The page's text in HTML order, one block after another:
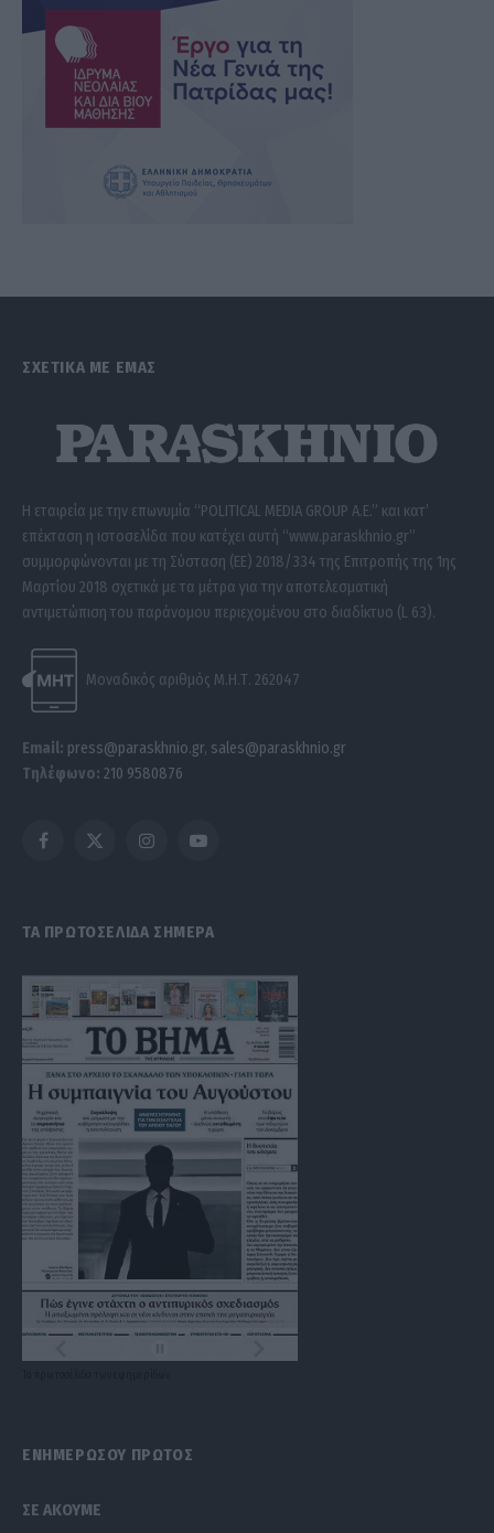
ΣΧΕΤΙΚΑ ΜΕ ΕΜΑΣ
Η εταιρεία με την επωνυμία “POLITICAL MEDIA GROUP A.E.” και κατ’
επέκταση η ιστοσελίδα που κατέχει αυτή “www.paraskhnio.gr”
συμμορφώνονται με τη Σύσταση (ΕΕ) 2018/334 της Επιτροπής της 1ης
Μαρτίου 2018 σχετικά με τα μέτρα για την αποτελεσματική
αντιμετώπιση του παράνομου περιεχομένου στο διαδίκτυο (L 63).
Μοναδικός αριθμός Μ.Η.Τ. 262047
Email: press@paraskhnio.gr, sales@paraskhnio.gr
Τηλέφωνο: 210 9580876
Facebook
X
InstagramYouTube
ΤΑ ΠΡΩΤΟΣΕΛΙΔΑ ΣΗΜΕΡΑ
ΕΝΗΜΕΡΩΣΟΥ ΠΡΩΤΟΣ
ΣΕ ΑΚΟΥΜΕ